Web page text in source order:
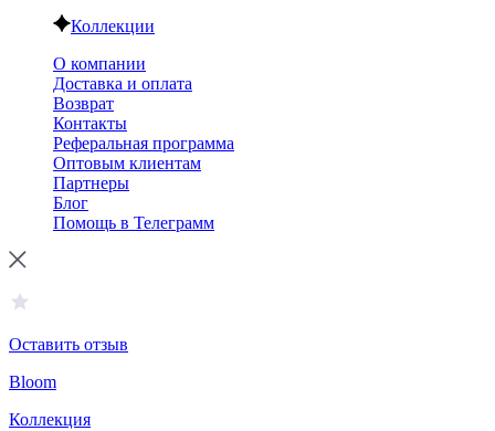
Коллекции
О компании
Доставка и оплата
Возврат
Контакты
Реферальная программа
Оптовым клиентам
Партнеры
Блог
Помощь в Телеграмм
Оставить отзыв
Bloom
Коллекция